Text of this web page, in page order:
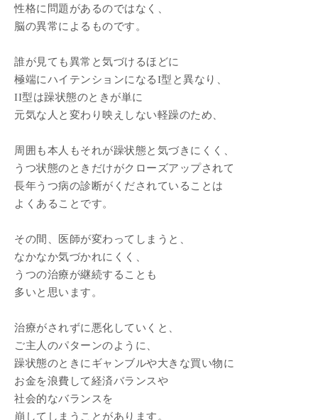
性格に問題があるのではなく、
脳の異常によるものです。
誰が見ても異常と気づけるほどに
極端にハイテンションになるI型と異なり、
II型は躁状態のときが単に
元気な人と変わり映えしない軽躁のため、
周囲も本人もそれが躁状態と気づきにくく、
うつ状態のときだけがクローズアップされて
長年うつ病の診断がくだされていることは
よくあることです。
その間、医師が変わってしまうと、
なかなか気づかれにくく、
うつの治療が継続することも
多いと思います。
治療がされずに悪化していくと、
ご主人のパターンのように、
躁状態のときにギャンブルや大きな買い物に
お金を浪費して経済バランスや
社会的なバランスを
崩してしまうことがあります。